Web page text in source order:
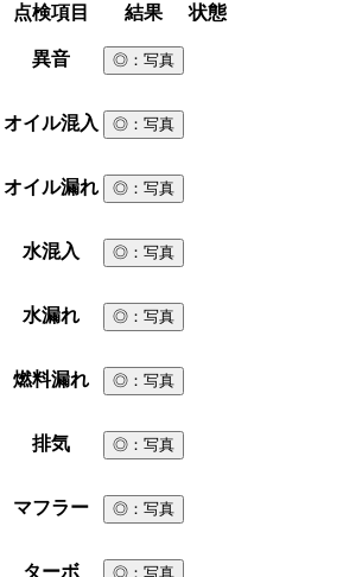
点検項目
結果 状態
異音 ◎ ：写真
オイル混入 ◎ ：写真
オイル漏れ ◎ ：写真
水混入 ◎ ：写真
水漏れ ◎ ：写真
燃料漏れ ◎ ：写真
排気 ◎ ：写真
マフラー ◎ ：写真
ターボ ◎ ：写真